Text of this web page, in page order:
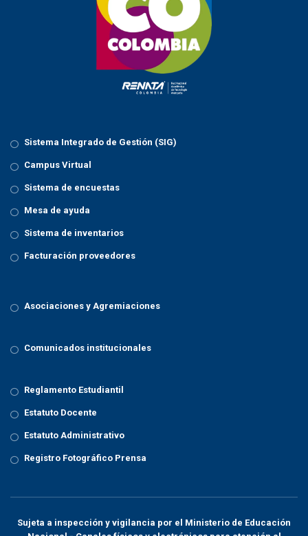
Sistema Integrado de Gestión (SIG)
Campus Virtual
Sistema de encuestas
Mesa de ayuda
Sistema de inventarios
Facturación proveedores
Asociaciones y Agremiaciones
Comunicados institucionales
Reglamento Estudiantil
Estatuto Docente
Estatuto Administrativo
Registro Fotográfico Prensa
Sujeta a inspección y vigilancia por el Ministerio de Educación